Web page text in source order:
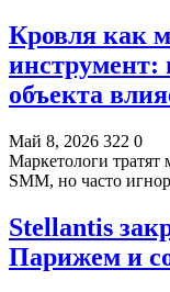
Кровля как
объекта
Май 8, 2026 322 0
Маркетологи
SMM, но часто
Stellantis
Парижем и